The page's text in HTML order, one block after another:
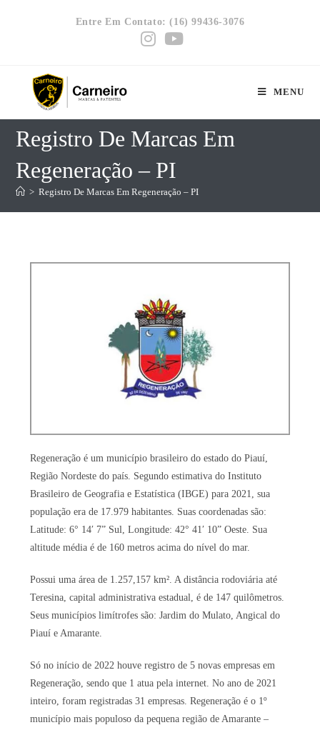
Entre Em Contato: (16) 99436-3076
MENU
Registro De Marcas Em
Regeneração – PI
> Registro De Marcas Em Regeneração – PI
Regeneração é um município brasileiro do estado do Piauí,
Região Nordeste do país. Segundo estimativa do Instituto
Brasileiro de Geografia e Estatística (IBGE) para 2021, sua
população era de 17.979 habitantes. Suas coordenadas são:
Latitude: 6° 14′ 7” Sul, Longitude: 42° 41′ 10” Oeste. Sua
altitude média é de 160 metros acima do nível do mar.
Possui uma área de 1.257,157 km². A distância rodoviária até
Teresina, capital administrativa estadual, é de 147 quilômetros.
Seus municípios limítrofes são: Jardim do Mulato, Angical do
Piauí e Amarante.
Só no início de 2022 houve registro de 5 novas empresas em
Regeneração, sendo que 1 atua pela internet. No ano de 2021
inteiro, foram registradas 31 empresas. Regeneração é o 1º
município mais populoso da pequena região de Amarante –